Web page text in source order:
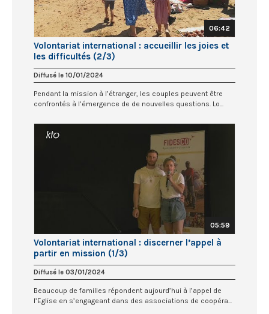
06:42
Volontariat international : accueillir les joies et
les difficultés (2/3)
Diffusé le 10/01/2024
Pendant la mission à l’étranger, les couples peuvent être
confrontés à l’émergence de de nouvelles questions. Lo...
05:59
Volontariat international : discerner l’appel à
partir en mission (1/3)
Diffusé le 03/01/2024
Beaucoup de familles répondent aujourd’hui à l’appel de
l’Eglise en s’engageant dans des associations de coopéra...